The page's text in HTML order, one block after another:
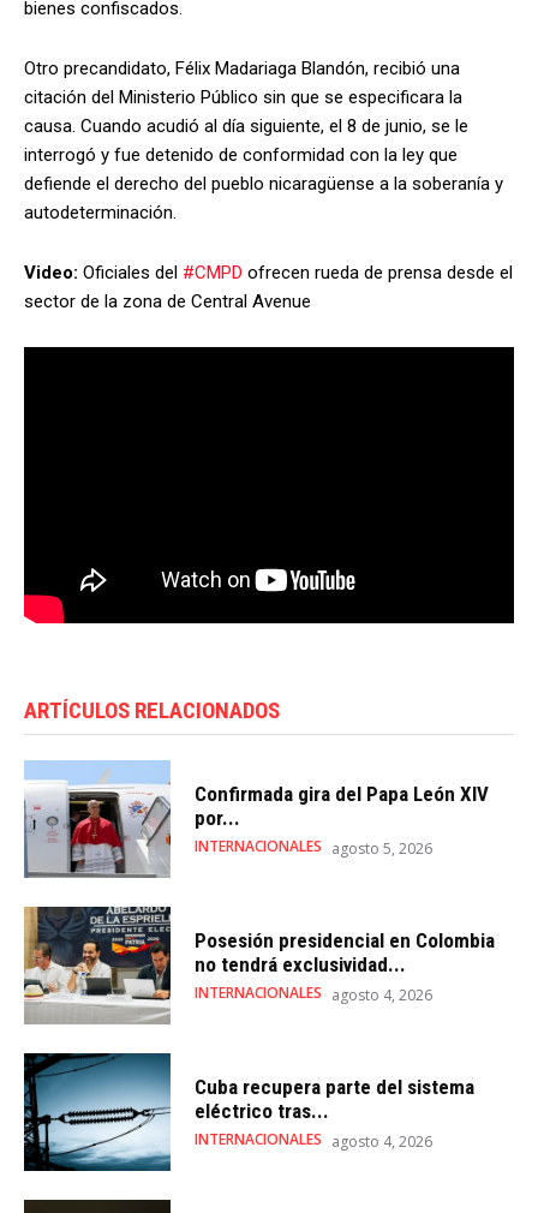
bienes confiscados.
Otro precandidato, Félix Madariaga Blandón, recibió una
citación del Ministerio Público sin que se especificara la
causa. Cuando acudió al día siguiente, el 8 de junio, se le
interrogó y fue detenido de conformidad con la ley que
defiende el derecho del pueblo nicaragüense a la soberanía y
autodeterminación.
Video: Oficiales del #CMPD ofrecen rueda de prensa desde el
sector de la zona de Central Avenue
ARTÍCULOS RELACIONADOS
Confirmada gira del Papa León XIV
por...
INTERNACIONALES agosto 5, 2026
Posesión presidencial en Colombia
no tendrá exclusividad...
INTERNACIONALES agosto 4, 2026
Cuba recupera parte del sistema
eléctrico tras...
INTERNACIONALES agosto 4, 2026